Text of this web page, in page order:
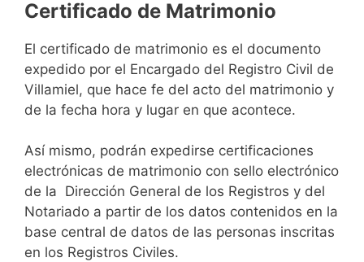
Certificado de Matrimonio
El certificado de matrimonio es el documento
expedido por el Encargado del Registro Civil de
Villamiel, que hace fe del acto del matrimonio y
de la fecha hora y lugar en que acontece.
Así mismo, podrán expedirse certificaciones
electrónicas de matrimonio con sello electrónico
de la Dirección General de los Registros y del
Notariado a partir de los datos contenidos en la
base central de datos de las personas inscritas
en los Registros Civiles.